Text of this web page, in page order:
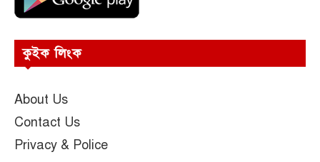
কুইক লিংক
About Us
Contact Us
Privacy & Police